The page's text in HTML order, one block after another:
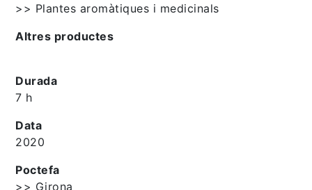
>> Plantes aromàtiques i medicinals
Altres productes
Durada
7 h
Data
2020
Poctefa
>> Girona